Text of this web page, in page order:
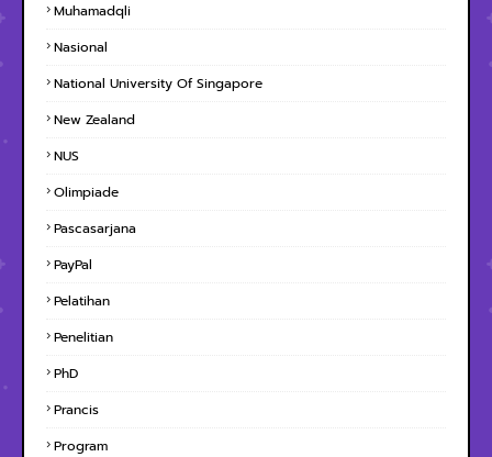
Muhamadqli
Nasional
National University Of Singapore
New Zealand
NUS
Olimpiade
Pascasarjana
PayPal
Pelatihan
Penelitian
PhD
Prancis
Program